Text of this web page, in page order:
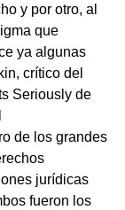
y por otro, al
que
ya algunas
crítico del
Seriously de
de los grandes
jurídicas
fueron los